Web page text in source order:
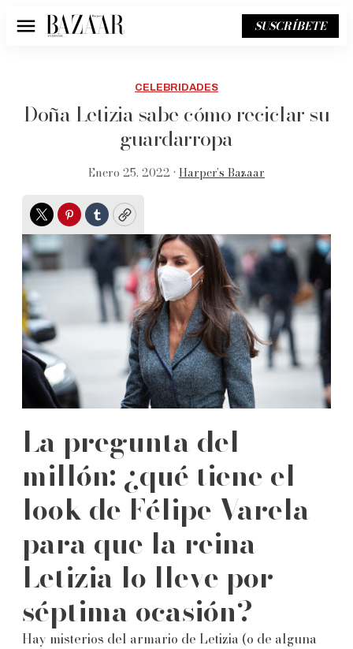
Menú SUSCRÍBETE
CELEBRIDADES
Doña Letizia sabe cómo reciclar su
guardarropa
Enero 25, 2022 • Harper’s Bazaar
TwitterPinterest
TumblrCopy
La pregunta del
millón: ¿qué tiene el
look de Félipe Varela
para que la reina
Letizia lo lleve por
séptima ocasión?
Hay misterios del armario de Letizia (o de alguna